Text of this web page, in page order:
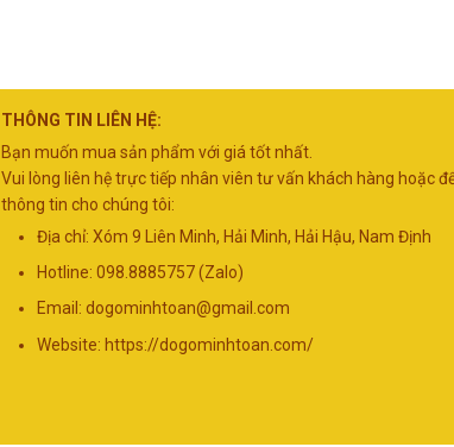
THÔNG TIN LIÊN HỆ:
Bạn muốn mua sản phẩm với giá tốt nhất.
Vui lòng liên hệ trực tiếp nhân viên tư vấn khách hàng hoặc
thông tin cho chúng tôi:
Địa chỉ: Xóm 9 Liên Minh, Hải Minh, Hải Hậu, Nam Định
Hotline: 098.8885757 (Zalo)
Email: dogominhtoan@gmail.com
Website: https://dogominhtoan.com/